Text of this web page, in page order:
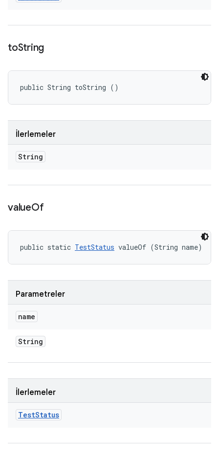
toString
public String toString ()
İlerlemeler
String
valueOf
public static TestStatus valueOf (String name)
Parametreler
name
String
İlerlemeler
TestStatus